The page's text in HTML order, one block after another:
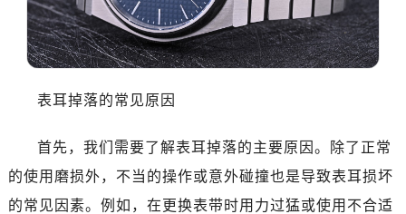
表耳掉落的常见原因
首先，我们需要了解表耳掉落的主要原因。除了正常
的使用磨损外，不当的操作或意外碰撞也是导致表耳损坏
的常见因素。例如，在更换表带时用力过猛或使用不合适